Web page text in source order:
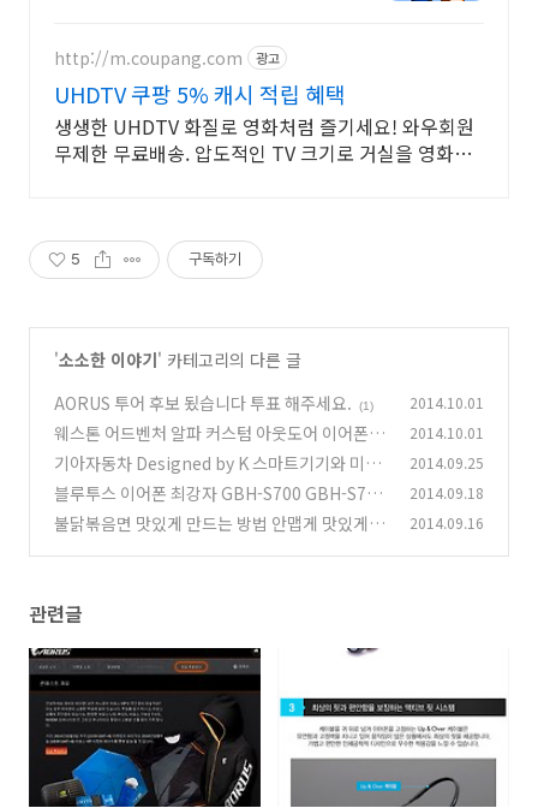
http://m.coupang.com 광고
UHDTV 쿠팡 5% 캐시 적립 혜택
생생한 UHDTV 화질로 영화처럼 즐기세요! 와우회원
무제한 무료배송. 압도적인 TV 크기로 거실을 영화관
5 구독하기
'소소한 이야기' 카테고리의 다른 글
AORUS 투어 후보 됬습니다 투표 해주세요.
(1) 2014.10.01
웨스톤 어드벤처 알파 커스텀 아웃도어 이어폰 응
모
(1)
2014.10.01
기아자동차 Designed by K 스마트기기와 미래
(0)
2014.09.25
블루투스 이어폰 최강자 GBH-S700 GBH-S710
사전 예약 이벤트
(0)
2014.09.18
불닭볶음면 맛있게 만드는 방법 안맵게 맛있게
(1
2014.09.16
관련글